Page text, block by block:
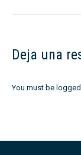
Deja una
You must be